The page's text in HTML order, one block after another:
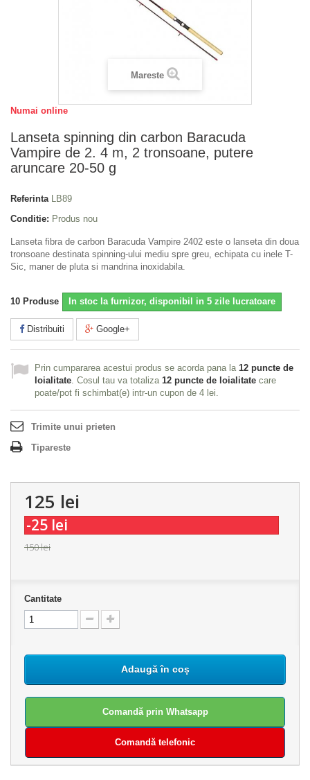
Mareste
Numai online
Lanseta spinning din carbon Baracuda
Vampire de 2. 4 m, 2 tronsoane, putere
aruncare 20-50 g
Referinta
LB89
Conditie: Produs nou
Lanseta fibra de carbon Baracuda Vampire 2402 este o lanseta din doua
tronsoane destinata spinning-ului mediu spre greu, echipata cu inele T-
Sic, maner de pluta si mandrina inoxidabila.
10 Produse In stoc la furnizor, disponibil in 5 zile lucratoare
Distribuiti Google+
Prin cumpararea acestui produs se acorda pana la 12 puncte de
loialitate . Cosul tau va totaliza 12 puncte de loialitate care
poate/pot fi schimbat(e) intr-un cupon de 4 lei
Trimite unui prieten
Tipareste
125 lei
-25 lei
150 lei
Cantitate
Adaugă în coș
Comandă prin Whatsapp
Comandă telefonic